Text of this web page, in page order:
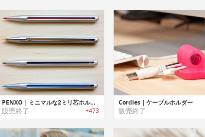
PENXO｜ミニマルな2ミリ芯ホルダーペンシル「ペンゾ」
販売終了 +473
Cordies｜ケーブルホルダー
販売終了